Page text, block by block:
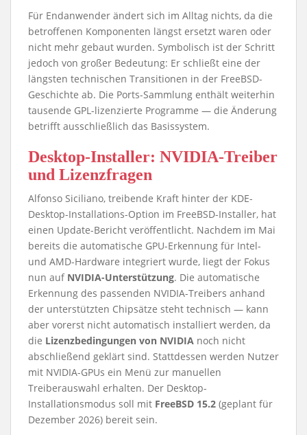
Für Endanwender ändert sich im Alltag nichts, da die
betroffenen Komponenten längst ersetzt waren oder
nicht mehr gebaut wurden. Symbolisch ist der Schritt
jedoch von großer Bedeutung: Er schließt eine der
längsten technischen Transitionen in der FreeBSD-
Geschichte ab. Die Ports-Sammlung enthält weiterhin
tausende GPL-lizenzierte Programme — die Änderung
betrifft ausschließlich das Basissystem.
Desktop-Installer: NVIDIA-Treiber
und Lizenzfragen
Alfonso Siciliano, treibende Kraft hinter der KDE-
Desktop-Installations-Option im FreeBSD-Installer, hat
einen Update-Bericht veröffentlicht. Nachdem im Mai
bereits die automatische GPU-Erkennung für Intel-
und AMD-Hardware integriert wurde, liegt der Fokus
nun auf NVIDIA-Unterstützung. Die automatische
Erkennung des passenden NVIDIA-Treibers anhand
der unterstützten Chipsätze steht technisch — kann
aber vorerst nicht automatisch installiert werden, da
die Lizenzbedingungen von NVIDIA noch nicht
abschließend geklärt sind. Stattdessen werden Nutzer
mit NVIDIA-GPUs ein Menü zur manuellen
Treiberauswahl erhalten. Der Desktop-
Installationsmodus soll mit FreeBSD 15.2 (geplant für
Dezember 2026) bereit sein.